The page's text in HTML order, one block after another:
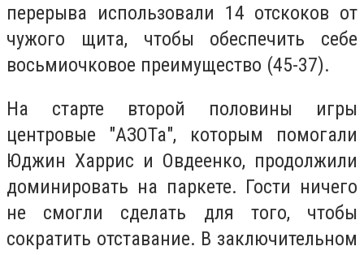
перерыва использовали 14 отскоков от
чужого щита, чтобы обеспечить себе
восьмиочковое преимущество (45-37).
На старте второй половины игры
центровые "АЗОТа", которым помогали
Юджин Харрис и Овдеенко, продолжили
доминировать на паркете. Гости ничего
не смогли сделать для того, чтобы
сократить отставание. В заключительном